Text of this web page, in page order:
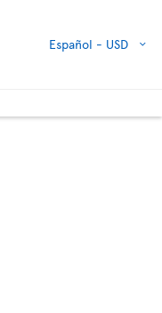
Español - USD